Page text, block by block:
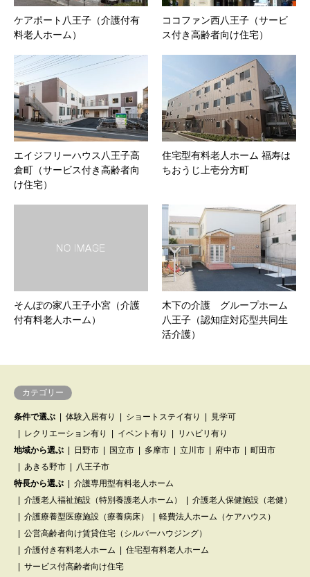
ケアポート八王子（介護付有
料老人ホーム）
ココファン西八王子（サービ
ス付き高齢者向け住宅）
エイジフリーハウス八王子高
倉町（サービス付き高齢者向
け住宅）
住宅型有料老人ホーム 福寿は
ちおうじ上壱分方町
そんぽの家八王子小宮（介護
付有料老人ホーム）
木下の介護 グループホーム
八王子（認知症対応型共同生
活介護）
カテゴリー
条件で選ぶ 体験入居有り ショートステイ有り
見学可
レクリエーション有り
イベント有り
リハビリ有り
地域から選ぶ
日野市 国立市 多摩市 立川市 府中市
町田市
あきる野市
八王子市
特長から選ぶ
介護専用型有料老人ホーム
介護老人福祉施設（特別養護老人ホーム）
介護老人保健施設（老健）
介護療養型医療施設（療養病床）
軽費法人ホーム（ケアハウス）
公営高齢者向け賃貸住宅（シルバーハウジング）
介護付き有料老人ホーム
住宅型有料老人ホーム
サービス付高齢者向け住宅